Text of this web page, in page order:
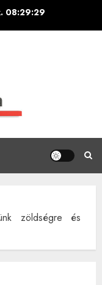
08:29:30
zöldségre és